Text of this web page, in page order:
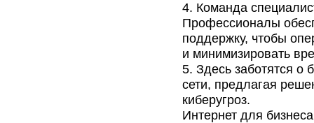
Команда
Профессионалы
поддержку, чтобы
и минимизировать
Здесь заботятся о
сети, предлагая
киберугроз.
Интернет для